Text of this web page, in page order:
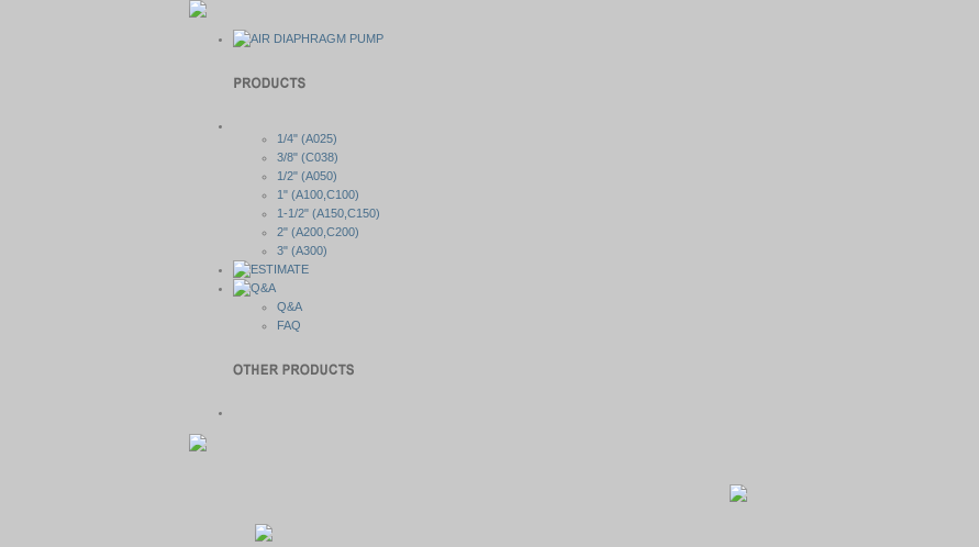
1/4" (A025)
3/8" (C038)
1/2" (A050)
1" (A100,C100)
1-1/2" (A150,C150)
2" (A200,C200)
3" (A300)
Q&A
FAQ